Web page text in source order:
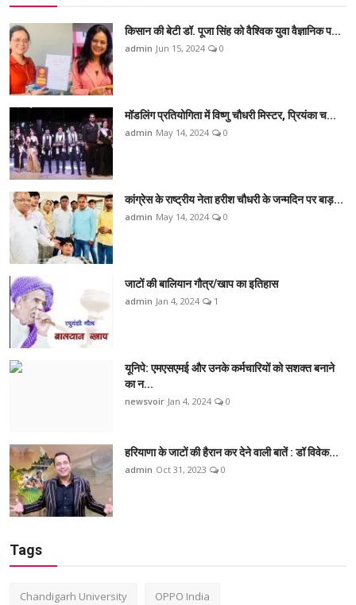
किसान की बेटी डॉ. पूजा सिंह को वैश्विक युवा वैज्ञानिक प...
admin Jun 15, 2024 0
मॉडलिंग प्रतियोगिता में विष्णु चौधरी मिस्टर, प्रियंका च...
admin May 14, 2024 0
कांग्रेस के राष्ट्रीय नेता हरीश चौधरी के जन्मदिन पर बाड़...
admin May 14, 2024 0
जाटों की बालियान गौत्र/खाप का इतिहास
admin Jan 4, 2024 1
यूनिपे: एमएसएमई और उनके कर्मचारियों को सशक्त बनाने
का न...
newsvoir Jan 4, 2024 0
हरियाणा के जाटों की हैरान कर देने वाली बातें : डॉ विवेक...
admin Oct 31, 2023 0
Tags
Chandigarh University OPPO India